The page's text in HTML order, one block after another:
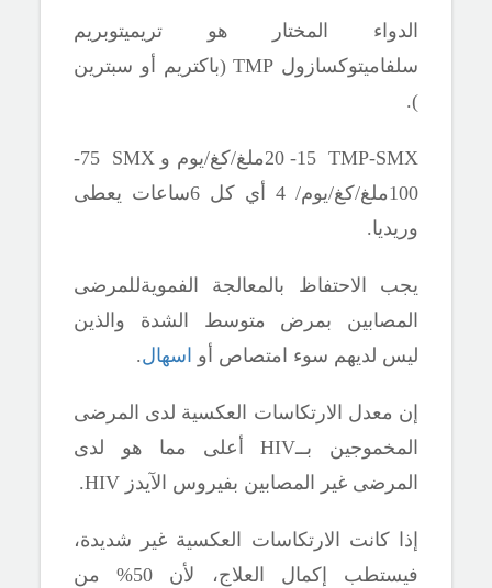
الدواء المختار هو تريميتوبريم
سلفاميتوكسازول TMP(باكتريم أو سبترين
).
TMP-SMX
SMX
75-
100ملغ/كغ/يوم/ 4 أي كل 6ساعات يعطى
وريديا.
يجب الاحتفاظ بالمعالجة الفمويةللمرضى
المصابين بمرض متوسط الشدة والذين
ليس لديهم سوء امتصاص أو اسهال.
إن معدل الارتكاسات العكسية لدى المرضى
المخموجين بــHIVأعلى مما هو لدى
المرضى غير
المصابين بفيروس الآيدز HIV.
إذا كانت الارتكاسات العكسية غير شديدة،
فيستطب إكمال العلاج، لأن 50% من